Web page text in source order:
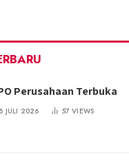
Perusahaan Terbuka
JULI 2026 57VIEWS